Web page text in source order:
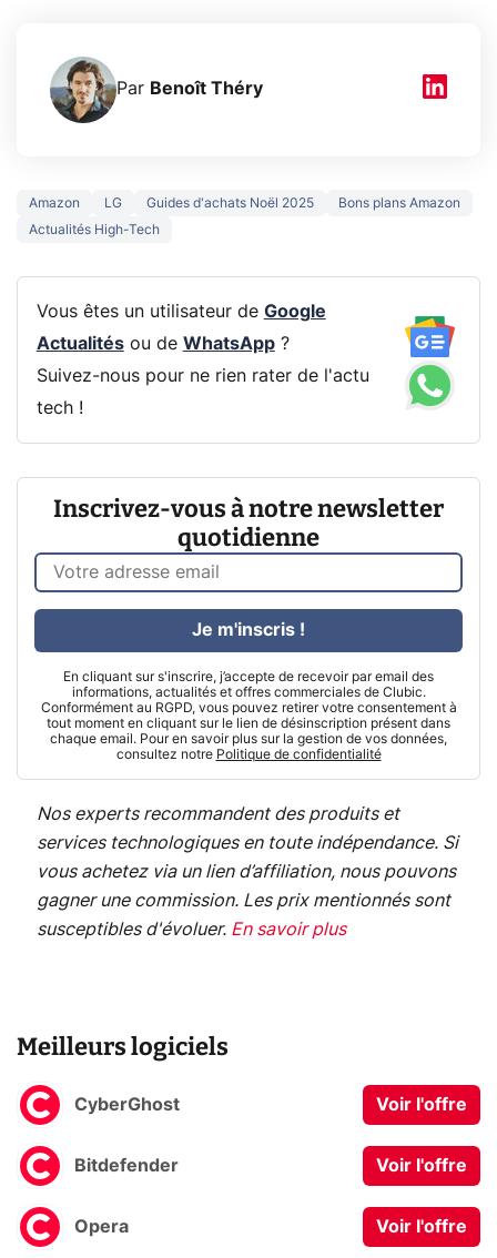
Par Benoît Théry
Amazon LG Guides d'achats Noël 2025
Bons plans Amazon
Actualités High-Tech
Vous êtes un utilisateur de Google
Actualitésou de WhatsApp?
Suivez-nous pour ne rien rater de l'actu
tech !
Inscrivez-vous à notre newsletter
quotidienne
En cliquant sur s'inscrire, j’accepte de recevoir par email des
informations, actualités et offres commerciales de Clubic.
Conformément au RGPD, vous pouvez retirer votre consentement à
tout moment en cliquant sur le lien de désinscription présent dans
chaque email. Pour en savoir plus sur la gestion de vos données,
consultez notre Politique de confidentialité
Je m'inscris !
Nos experts recommandent des produits et
services technologiques en toute indépendance. Si
vous achetez via un lien d’affiliation, nous pouvons
gagner une commission. Les prix mentionnés sont
susceptibles d'évoluer. En savoir plus
Meilleurs logiciels
CyberGhost Voir l'offre
Bitdefender Voir l'offre
Opera Voir l'offre